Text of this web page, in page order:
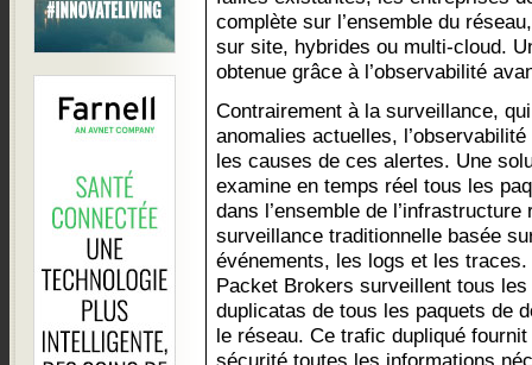
complète sur l’ensemble du
sur site, hybrides ou multi-cloud.
obtenue grâce à l’observabilité
Contrairement à la surveillance,
anomalies actuelles,
les causes de ces alertes. Une
examine en temps réel tous les
dans l’ensemble de
surveillance traditionnelle basée
événements, les logs et les
Packet Brokers surveillent tous
duplicatas de tous les paquets de
le réseau. Ce trafic dupliqué
sécurité toutes les informations